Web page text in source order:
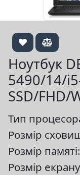
Ноутбук
5490/14/
SSD/FHD/
Тип
Розмір
Розмір
Розмір